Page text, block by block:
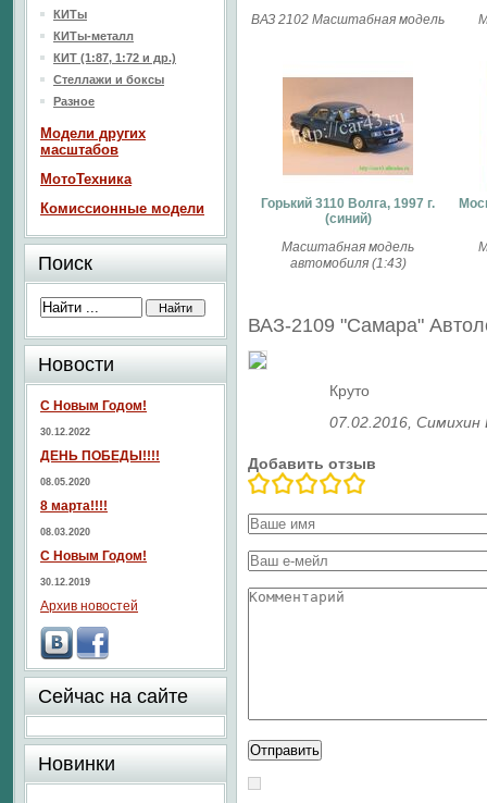
ВАЗ 2102 Масштабная модель
Горький 3110 Волга, 1997 г.
(синий)
Масштабная модель
автомобиля (1:43)
ВАЗ-2109 "Самара"
Круто
07.02.2016 ,
Добавить отзыв
КИТы
КИТы-металл
КИТ (1:87, 1:72 и др.)
Стеллажи и боксы
Разное
Модели других
масштабов
МотоТехника
Комиссионные модели
Поиск
Новости
С Новым Годом!
30.12.2022
ДЕНЬ ПОБЕДЫ!!!!
08.05.2020
8 марта!!!!
08.03.2020
С Новым Годом!
30.12.2019
Архив новостей
Сейчас на сайте
Новинки